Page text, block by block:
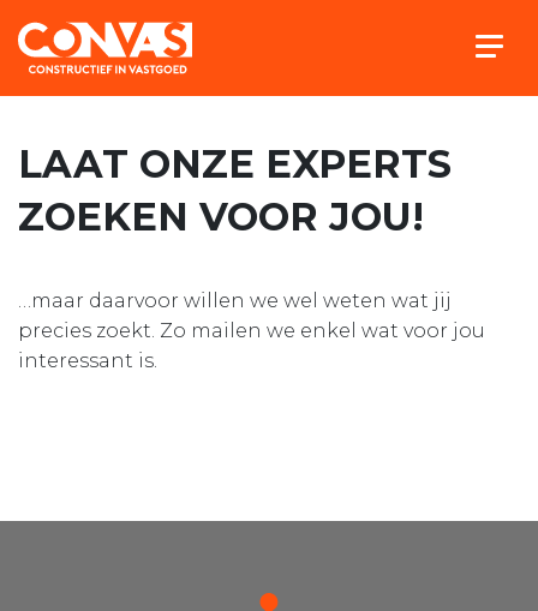
LAAT ONZE EXPERTS
ZOEKEN VOOR JOU!
…maar daarvoor willen we wel weten wat jij
precies zoekt. Zo mailen we enkel wat voor jou
interessant is.